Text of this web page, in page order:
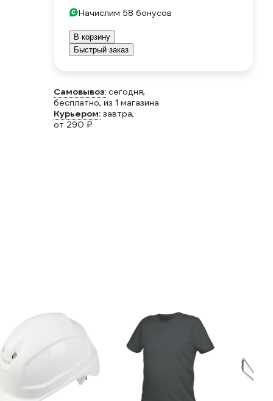
Начислим 58 бонусов
В корзину
Быстрый заказ
Самовывоз: сегодня,
бесплатно, из 1 магазина
Курьером: завтра,
от 290 ₽